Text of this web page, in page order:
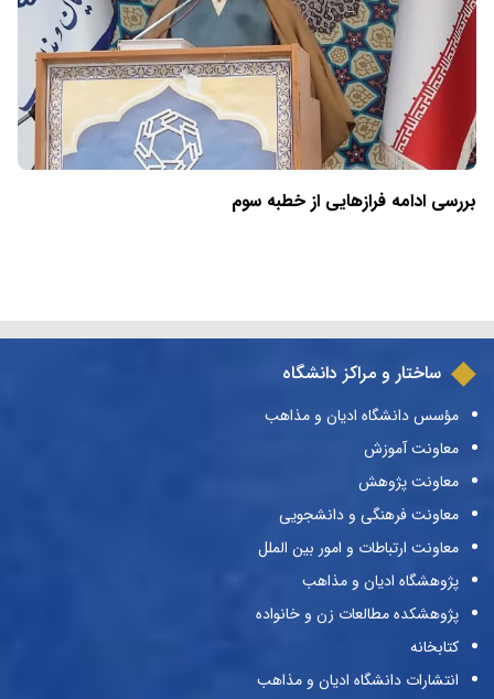
بررسی ادامه فرازهایی از خطبه سوم
ساختار و مراکز دانشگاه
مؤسس دانشگاه ادیان و مذاهب
معاونت آموزش
معاونت پژوهش
معاونت فرهنگی و دانشجویی
معاونت ارتباطات و امور بین الملل
پژوهشگاه ادیان و مذاهب
پژوهشکده مطالعات زن و خانواده
کتابخانه
انتشارات دانشگاه ادیان و مذاهب